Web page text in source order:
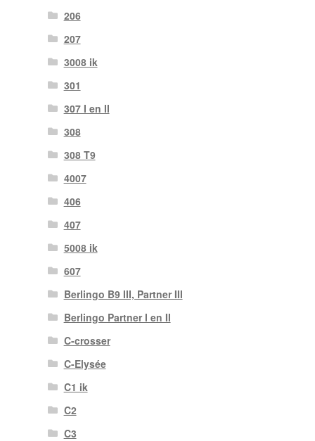
206
207
3008 ik
301
307 I en II
308
308 T9
4007
406
407
5008 ik
607
Berlingo B9 III, Partner III
Berlingo Partner I en II
C-crosser
C-Elysée
C1 ik
C2
C3